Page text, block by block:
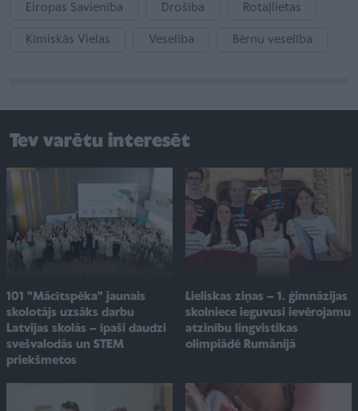
Eiropas Savienība Drošība Rotaļlietas
Ķīmiskās Vielas Veselība Bērnu veselība
Tev varētu interesēt
101 "Mācītspēka" jaunais
skolotājs uzsāks darbu
Latvijas skolās – īpaši daudzi
svešvalodās un STEM
priekšmetos
Lieliskas ziņas – 1. ģimnāzijas
skolniece ieguvusi ievērojamu
atzinību lingvistikas
olimpiādē Rumānijā